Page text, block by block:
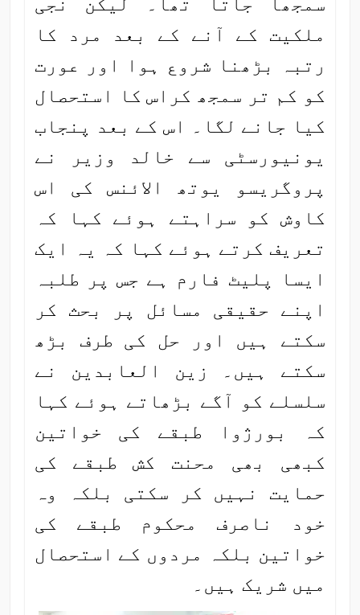
سمجھا جاتا تھا۔ لیکن نجی
ملکیت کے آنے کے بعد مرد کا
رتبہ بڑھنا شروع ہوا اور عورت
کو کم تر سمجھ کراس کا استحصال
کیا جانے لگا۔ اس کے بعد پنجاب
یونیورسٹی سے خالد وزیر نے
پروگریسو یوتھ الائنس کی اس
کاوش کو سراہتے ہوئے کہا کہ
تعریف کرتے ہوئے کہا کہ یہ ایک
ایسا پلیٹ فارم ہے جس پر طلبہ
اپنے حقیقی مسائل پر بحث کر
سکتے ہیں اور حل کی طرف بڑھ
سکتے ہیں۔ زین العابدین نے
سلسلے کو آگے بڑھاتے ہوئے کہا
کہ بورژوا طبقے کی خواتین
کبھی بھی محنت کش طبقے کی
حمایت نہیں کر سکتی بلکہ وہ
خود ناصرف محکوم طبقے کی
خواتین بلکہ مردوں کے استحصال
میں شریک ہیں۔